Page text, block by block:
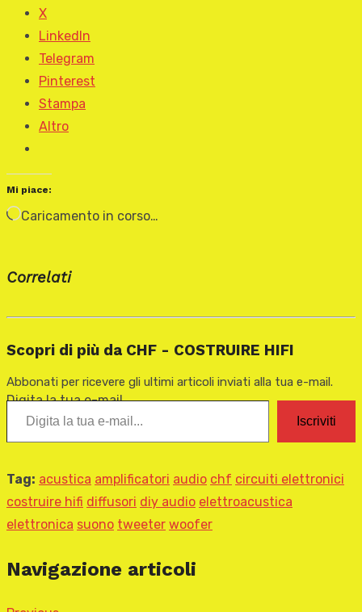
X
LinkedIn
Telegram
Pinterest
Stampa
Altro
Mi piace:
Caricamento in corso…
Correlati
Scopri di più da CHF - COSTRUIRE HIFI
Abbonati per ricevere gli ultimi articoli inviati alla tua e-mail.
Digita la tua e-mail...
Iscriviti
Tag: acustica amplificatori audio chf circuiti elettronici
costruire hifi diffusori diy audio elettroacustica
elettronica suono tweeter woofer
Navigazione articoli